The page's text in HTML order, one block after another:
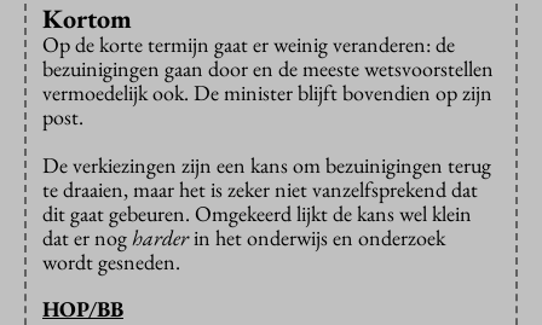
Kortom
Op de korte termijn gaat er weinig veranderen: de
bezuinigingen gaan door en de meeste wetsvoorstellen
vermoedelijk ook. De minister blijft bovendien op zijn
post.
De verkiezingen zijn een kans om bezuinigingen terug
te draaien, maar het is zeker niet vanzelfsprekend dat
dit gaat gebeuren. Omgekeerd lijkt de kans wel klein
dat er nogharderin het onderwijs en onderzoek
wordt gesneden.
HOP/BB